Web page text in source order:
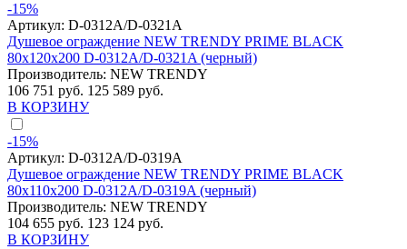
-15%
Артикул: D-0312A/D-0321A
Душевое ограждение NEW TRENDY PRIME BLACK
80x120x200 D-0312A/D-0321A (черный)
Производитель: NEW TRENDY
106 751 руб. 125 589 руб.
В КОРЗИНУ
-15%
Артикул: D-0312A/D-0319A
Душевое ограждение NEW TRENDY PRIME BLACK
80x110x200 D-0312A/D-0319A (черный)
Производитель: NEW TRENDY
104 655 руб. 123 124 руб.
В КОРЗИНУ